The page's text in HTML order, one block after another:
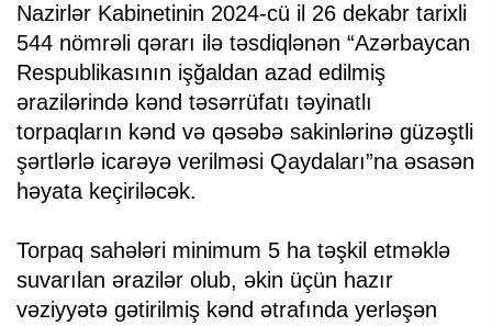
Nazirlər Kabinetinin 2024-cü il 26 dekabr tarixli
544 nömrəli qərarı ilə təsdiqlənən “Azərbaycan
Respublikasının işğaldan azad edilmiş
ərazilərində kənd təsərrüfatı təyinatlı
torpaqların kənd və qəsəbə sakinlərinə güzəştli
şərtlərlə icarəyə verilməsi Qaydaları”na əsasən
həyata keçiriləcək.
Torpaq sahələri minimum 5 ha təşkil etməklə
suvarılan ərazilər olub, əkin üçün hazır
vəziyyətə gətirilmiş kənd ətrafında yerləşən